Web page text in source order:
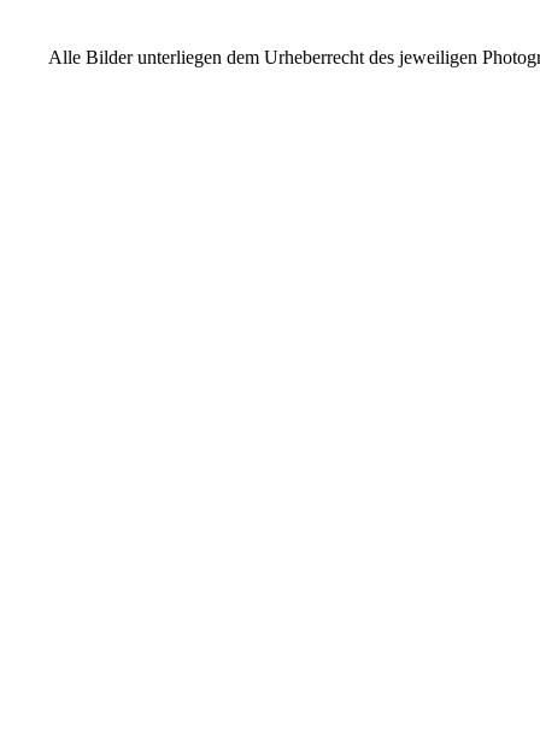
Alle Bilder unterliegen dem Urheberrecht des jeweiligen